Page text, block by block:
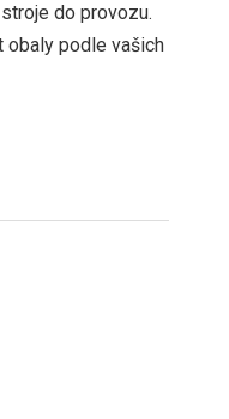
do provozu.
obaly podle vašich